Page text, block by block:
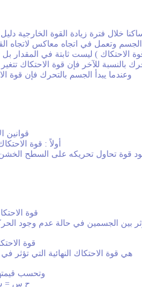
خلال فترة زيادة القوة
وتعمل في اتجاه معاكس لاتجاه
الاحتكاك ) ليست ثابتة في المقدار
بالنسبة للآخر فإن قوة الاحتكاك
وعندما يبدأ الجسم بالتحرك فإن قوة
قوانين
أولاً : قوة
قوة تحاول تحريكه على السطح
قوة
بين الجسمين في حالة عدم وجود
قوة
هي قوة الاحتكاك النهائية التي
وتحسب
ح س =